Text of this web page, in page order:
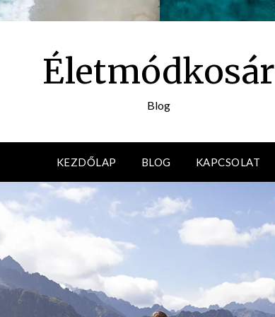
Életmódkosár
Blog
KEZDŐLAP BLOG KAPCSOLAT